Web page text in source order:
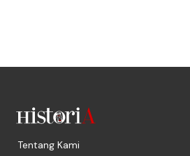
Tentang Kami